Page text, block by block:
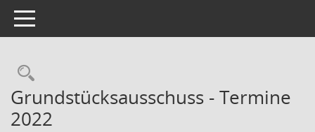
Toggle navigation
Rechercheauswahl
Grundstücksausschuss - Termine
2022